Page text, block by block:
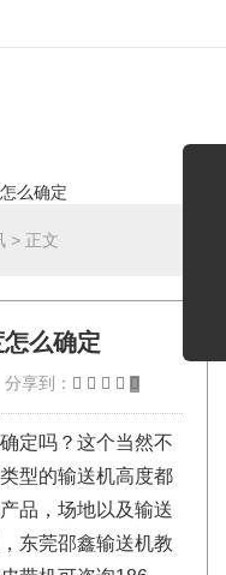
> 正文
么确定
分享到：
定吗？这个当然不
型的输送机高度都
品，场地以及输送
东莞邵鑫输送机教